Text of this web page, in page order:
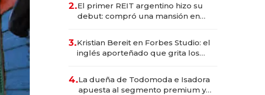
2.El primer REIT argentino hizo su
debut: compró una mansión en
3.Kristian Bereit en Forbes Studio: el
inglés aporteñado que grita los
200M.
4.La dueña de Todomoda e Isadora
apuesta al segmento premium y